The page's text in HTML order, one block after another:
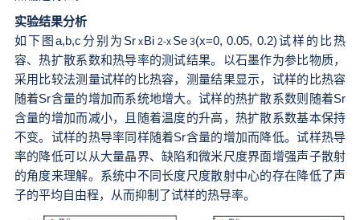
实验结果分析
如下图a,b,c分别为Sr xBi 2-x Se 3(x=0, 0.05, 0.2)试样的比热
容、热扩散系数和热导率的测试结果。以石墨作为参比物质，
采用比较法测量试样的比热容，测量结果显示，试样的比热容
随着Sr含量的增加而系统地增大。试样的热扩散系数则随着Sr
含量的增加而减小，且随着温度的升高，热扩散系数基本保持
不变。试样的热导率同样随着Sr含量的增加而降低。试样热导
率的降低可以从大量晶界、缺陷和微米尺度界面增强声子散射
的角度来理解。系统中不同长度尺度散射中心的存在降低了声
子的平均自由程，从而抑制了试样的热导率。